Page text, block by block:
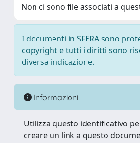
Non ci sono file associati a
I documenti in SFERA sono
copyright e tutti i diritti sono
diversa indicazione.
Informazioni
Utilizza questo identificativo
creare un link a questo